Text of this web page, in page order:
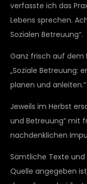
verfasste ich das
Lebens sprechen.
Sozialen Betreuung“.
Ganz frisch auf dem
„Soziale Betreuung:
planen und anleiten.“
Jeweils im Herbst
und Betreuung“ mit
nachdenklichen
Sämtliche Texte und
Quelle angegeben